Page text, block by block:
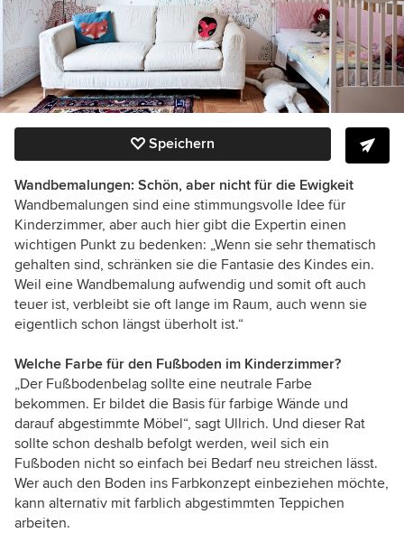
Speichern
Wandbemalungen: Schön, aber nicht für die Ewigkeit
Wandbemalungen sind eine stimmungsvolle Idee für
Kinderzimmer, aber auch hier gibt die Expertin einen
wichtigen Punkt zu bedenken: „Wenn sie sehr thematisch
gehalten sind, schränken sie die Fantasie des Kindes ein.
Weil eine Wandbemalung aufwendig und somit oft auch
teuer ist, verbleibt sie oft lange im Raum, auch wenn sie
eigentlich schon längst überholt ist.“
Welche Farbe für den Fußboden im Kinderzimmer?
„Der Fußbodenbelag sollte eine neutrale Farbe
bekommen. Er bildet die Basis für farbige Wände und
darauf abgestimmte Möbel“, sagt Ullrich. Und dieser Rat
sollte schon deshalb befolgt werden, weil sich ein
Fußboden nicht so einfach bei Bedarf neu streichen lässt.
Wer auch den Boden ins Farbkonzept einbeziehen möchte,
kann alternativ mit farblich abgestimmten Teppichen
arbeiten.